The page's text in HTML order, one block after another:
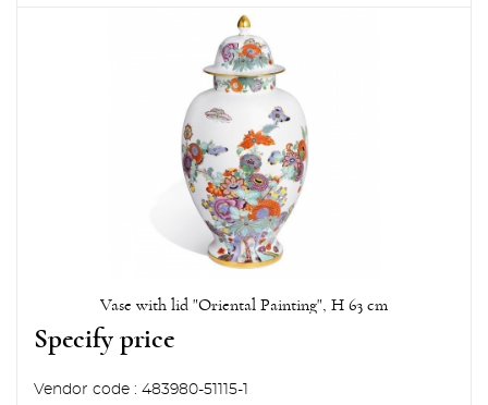
Vase with lid "Oriental Painting", H 63 cm
Specify price
Vendor code : 483980-51115-1